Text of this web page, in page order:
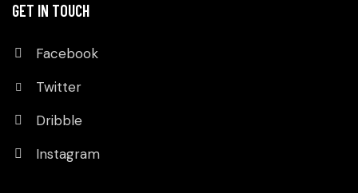
GET IN TOUCH
Facebook
Twitter
Dribble
Instagram